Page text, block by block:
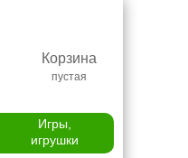
Корзина
пустая
Игры,
игрушки